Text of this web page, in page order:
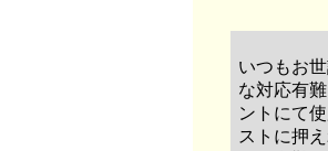
いつもお
な対応有
ントにて
ストに押